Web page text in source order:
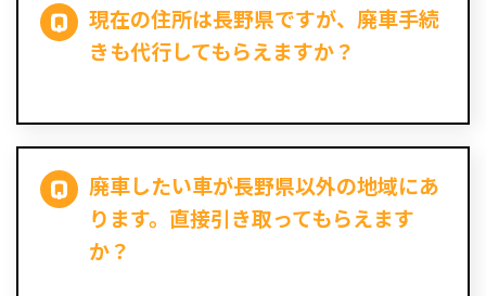
現在の住所は長野県ですが、廃車手続
きも代行してもらえますか？
廃車したい車が長野県以外の地域にあ
ります。直接引き取ってもらえます
か？